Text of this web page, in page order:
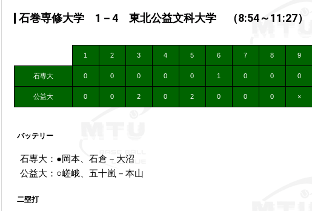
石巻専修大学 1－4 東北公益文科大学 （8:54～11:27）
1 2 3 4 5 6 7 8 9
石専大 0 0 0 0 0 1 0 0 0
公益大 0 0 2 0 2 0 0 0 ×
バッテリー
石専大：●岡本、石倉－大沼
公益大：○嵯峨、五十嵐－本山
二塁打